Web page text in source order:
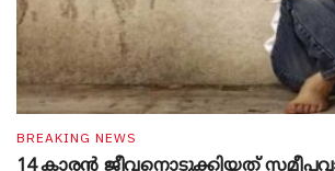
BREAKING NEWS
14 കാരൻ ജീവനൊടുക്കിയത്